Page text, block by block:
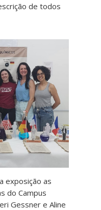
de todos
exposição as
do Campus
Gessner e Aline